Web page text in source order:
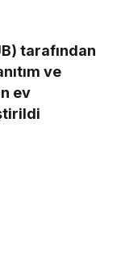
tarafından
ve
ev